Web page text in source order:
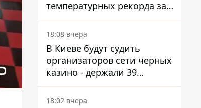
температурных рекорда за
день
18:08 вчера
В Киеве будут судить
организаторов сети черных
казино - держали 39
заведений
18:02 вчера